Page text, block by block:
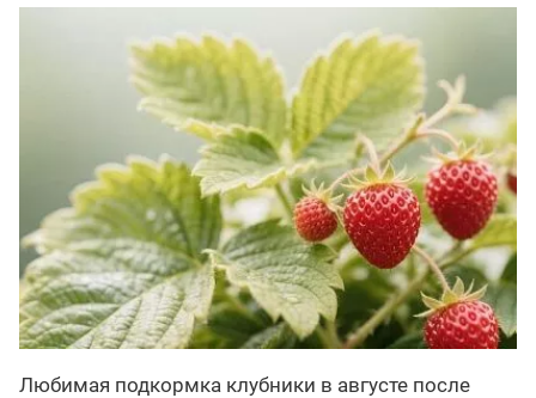
Любимая подкормка клубники в августе после